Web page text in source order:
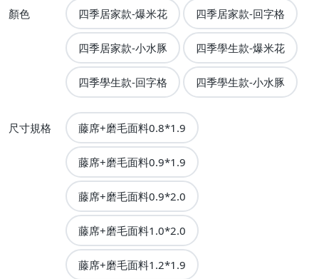
顏色 四季居家款-爆米花 四季居家款-回字格
四季居家款-小水豚 四季學生款-爆米花
四季學生款-回字格 四季學生款-小水豚
尺寸規格 藤席+磨毛面料0.8*1.9
藤席+磨毛面料0.9*1.9
藤席+磨毛面料0.9*2.0
藤席+磨毛面料1.0*2.0
藤席+磨毛面料1.2*1.9